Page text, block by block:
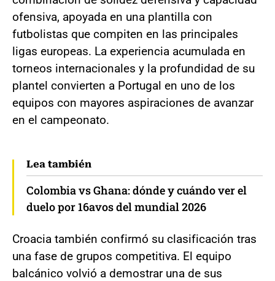
ofensiva, apoyada en una plantilla con
futbolistas que compiten en las principales
ligas europeas. La experiencia acumulada en
torneos internacionales y la profundidad de su
plantel convierten a Portugal en uno de los
equipos con mayores aspiraciones de avanzar
en el campeonato.
Lea también
Colombia vs Ghana: dónde y cuándo ver el
duelo por 16avos del mundial 2026
Croacia también confirmó su clasificación tras
una fase de grupos competitiva. El equipo
balcánico volvió a demostrar una de sus